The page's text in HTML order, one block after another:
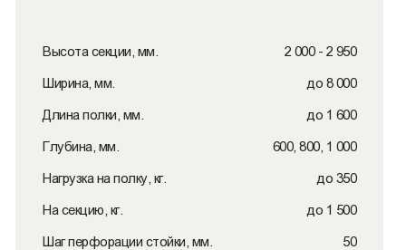
Высота секции, мм. 2 000 - 2 950
Ширина, мм. до 8 000
Длина полки, мм. до 1 600
Глубина, мм. 600, 800, 1 000
Нагрузка на полку, кг. до 350
На секцию, кг. до 1 500
Шаг перфорации стойки, мм. 50